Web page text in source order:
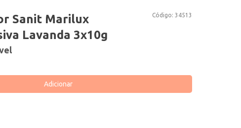
Código: 34513
Sanit Marilux
Lavanda 3x10g
Adicionar